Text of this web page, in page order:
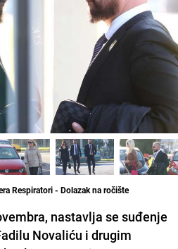
Respiratori - Dolazak na ročište
nastavlja se suđenje
Novaliću i drugim